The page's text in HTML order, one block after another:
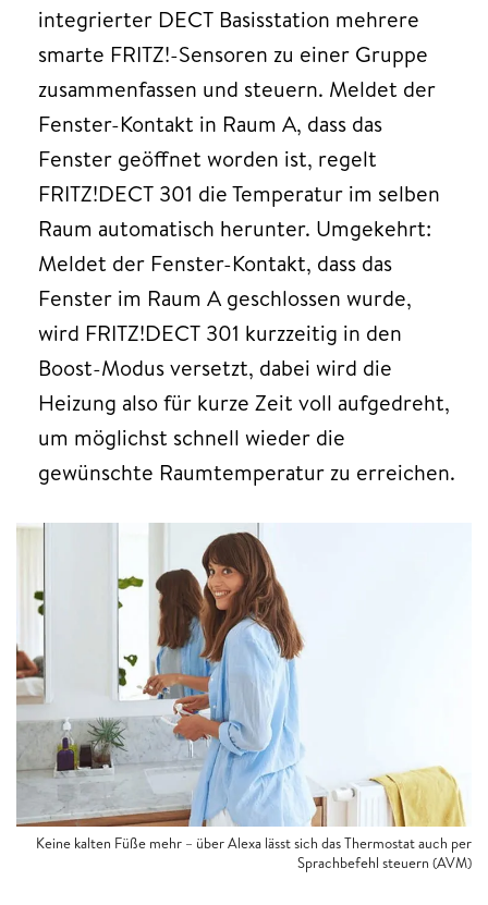
integrierter DECT Basisstation mehrere
smarte FRITZ!-Sensoren zu einer Gruppe
zusammenfassen und steuern. Meldet der
Fenster-Kontakt in Raum A, dass das
Fenster geöffnet worden ist, regelt
FRITZ!DECT 301 die Temperatur im selben
Raum automatisch herunter. Umgekehrt:
Meldet der Fenster-Kontakt, dass das
Fenster im Raum A geschlossen wurde,
wird FRITZ!DECT 301 kurzzeitig in den
Boost-Modus versetzt, dabei wird die
Heizung also für kurze Zeit voll aufgedreht,
um möglichst schnell wieder die
gewünschte Raumtemperatur zu erreichen.
Keine kalten Füße mehr – über Alexa lässt sich das Thermostat auch per
Sprachbefehl steuern (AVM)